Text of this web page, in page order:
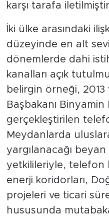
karşı tarafa
​İki ülke arasındaki
düzeyinde en alt
dönemlerde dahi
kanalları açık
belirgin örneği, 2013
Başbakanı
gerçekleştirilen
Meydanlarda
yargılanacağı
yetkilileriyle, telefon
enerji koridorları,
projeleri ve ticari
hususunda